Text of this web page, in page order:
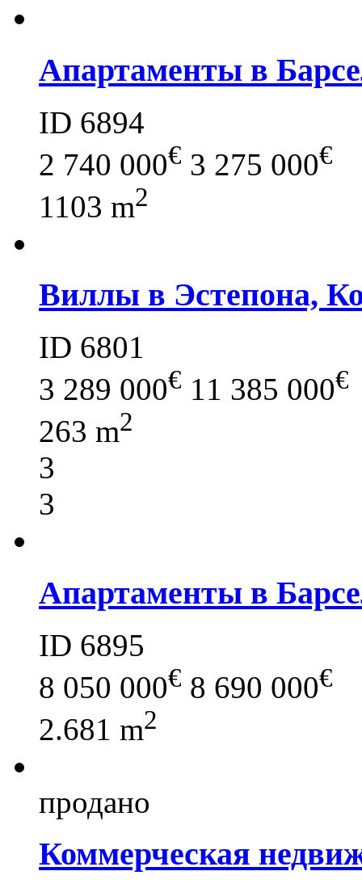
Апартаменты в
ID 6894
2 740 000€ 3 275 000€
1103 m2
Виллы в Эстепона,
ID 6801
3 289 000€ 11 385 000€
263 m2
3
3
Апартаменты в
ID 6895
8 050 000€ 8 690 000€
2.681 m2
продано
Коммерческая